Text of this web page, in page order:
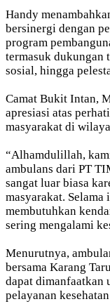
Handy
bersinergi dengan
program
termasuk dukungan
sosial, hingga
Camat Bukit Intan,
apresiasi atas
masyarakat di
“Alhamdulillah,
ambulans dari PT
sangat luar biasa
masyarakat.
membutuhkan
sering mengalami
Menurutnya,
bersama Karang
dapat dimanfaatkan
pelayanan